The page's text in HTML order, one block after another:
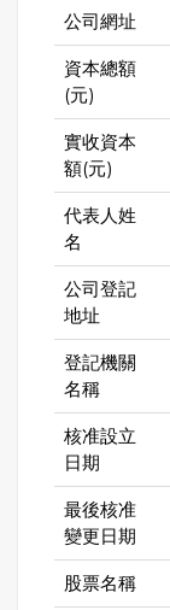
公司網址
資本總額
(元)
實收資本
額(元)
代表人姓
名
公司登記
地址
登記機關
名稱
核准設立
日期
最後核准
變更日期
股票名稱